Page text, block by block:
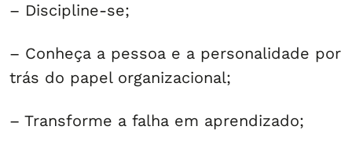
– Discipline-se;
– Conheça a pessoa e a personalidade por
trás do papel organizacional;
– Transforme a falha em aprendizado;